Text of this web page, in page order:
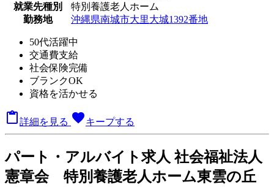
就業先種別
特別養護老人ホーム
勤務地
沖縄県南城市大里大城1392番地
50代活躍中
交通費支給
社会保険完備
ブランクOK
資格を活かせる
詳細を見る favoriteキープする
パート ・アルバイト求人 社会福祉法人
憲章会 特別養護老人ホーム東雲の丘